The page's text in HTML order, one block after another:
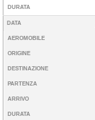
DURATA
DATA
AEROMOBILE
ORIGINE
DESTINAZIONE
PARTENZA
ARRIVO
DURATA